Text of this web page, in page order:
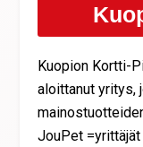
Kuopion Kortti-
aloittanut yritys,
JouPet